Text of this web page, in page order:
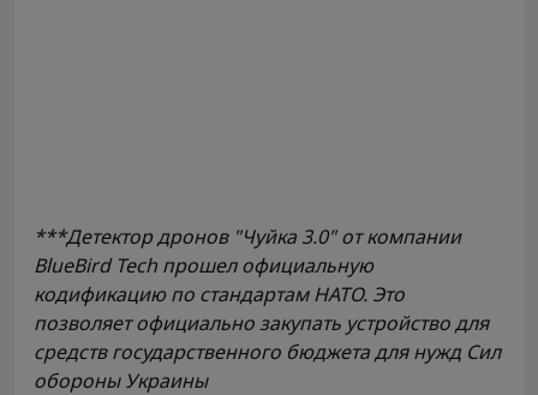
***Детектор дронов "Чуйка 3.0" от компании
BlueBird Tech прошел официальную
кодификацию по стандартам НАТО. Это
позволяет официально закупать устройство для
средств государственного бюджета для нужд Сил
обороны Украины